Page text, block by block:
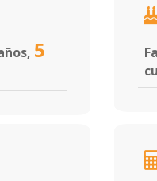
5